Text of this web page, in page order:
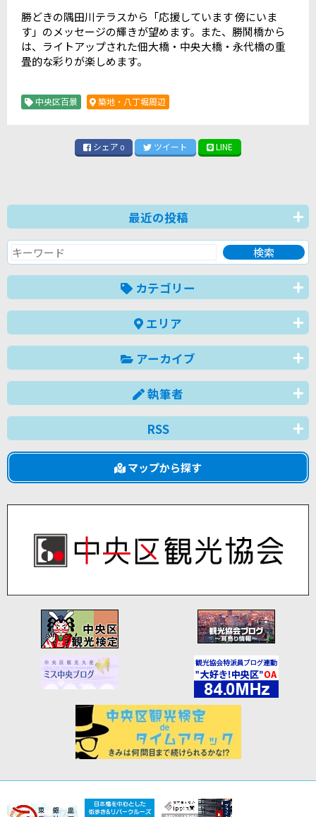
勝どきの隅田川テラスから「応援しています 傍にいま
す」のメッセージの輝きが望めます。また、勝鬨橋から
は、ライトアップされた佃大橋・中央大橋・永代橋の重
畳的な彩りが楽しめます。
中央区百景 築地・八丁堀周辺
シェア 0 ツイート LINE
最近の投稿
カテゴリー
エリア
アーカイブ
執筆者
RSS
マップから探す